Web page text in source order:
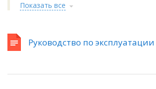
Показать все
Руководство по эксплуатации